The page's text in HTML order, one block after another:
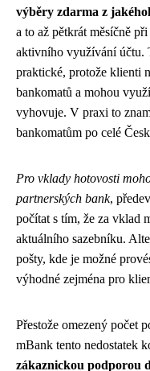
výběry zdarma z
a to až pětkrát měsíčně
aktivního využívání účtu.
praktické, protože klienti
bankomatů a mohou
vyhovuje. V praxi to
bankomatům po celé
Pro vklady hotovosti
partnerských bank,
počítat s tím, že za vklad
aktuálního sazebníku.
pošty, kde je možné
výhodné zejména pro
Přestože omezený počet
mBank tento nedostatek
zákaznickou podporou